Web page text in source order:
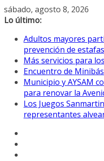
Saltar
al
sábado, agosto 8, 2026
Lo último:
Adultos mayores
prevención de
Más servicios para
Encuentro de
Municipio y AYSAM
para renovar la
Los Juegos
representantes